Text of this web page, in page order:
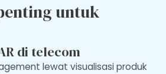
untuk
di telecom
lewat visualisasi produk